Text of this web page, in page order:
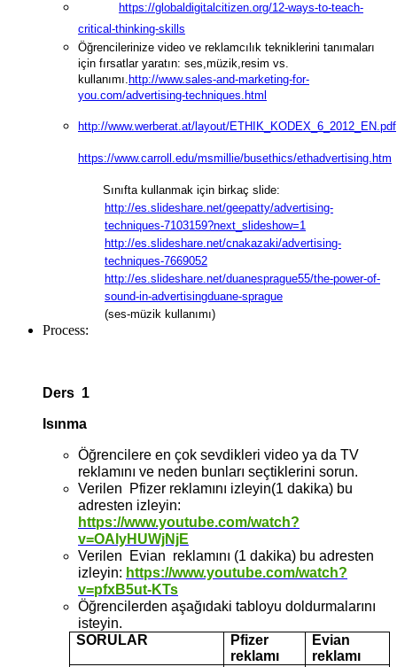
https://globaldigitalcitizen.org/12-ways-to-teach-
critical-thinking-skills
Öğrencilerinize video ve reklamcılık tekniklerini tanımaları
için fırsatlar yaratın: ses,müzik,resim vs.
kullanımı. http://www.sales-and-marketing-for-
you.com/advertising-techniques.html
http://www.werberat.at/layout/ETHIK_KODEX_6_2012_EN.pdf
https://www.carroll.edu/msmillie/busethics/ethadvertising.htm
Sınıfta kullanmak için birkaç slide:
http://es.slideshare.net/geepatty/advertising-
techniques-7103159?next_slideshow=1
http://es.slideshare.net/cnakazaki/advertising-
techniques-7669052
http://es.slideshare.net/duanesprague55/the-power-of-
sound-in-advertisingduane-sprague
(ses-müzik kullanımı)
Process:
Ders 1
Isınma
Öğrencilere en çok sevdikleri video ya da TV
reklamını ve neden bunları seçtiklerini sorun.
Verilen Pfizer reklamını izleyin(1 dakika) bu
adresten izleyin:
https://www.youtube.com/watch?
v=OAlyHUWjNjE
Verilen Evian reklamını (1 dakika) bu adresten
izleyin: https://www.youtube.com/watch?
v=pfxB5ut-KTs
Öğrencilerden aşağıdaki tabloyu doldurmalarını
isteyin.
SORULAR
Pfizer
reklamı
Evian
reklamı